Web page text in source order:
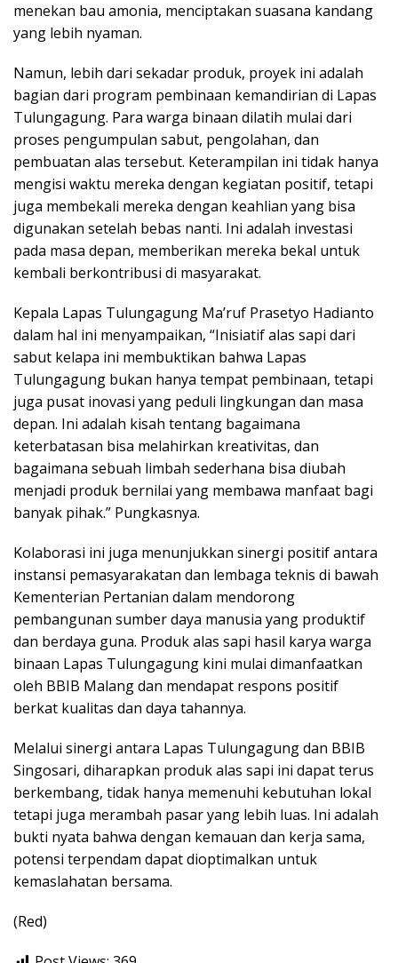
menekan bau amonia, menciptakan suasana kandang
yang lebih nyaman.
Namun, lebih dari sekadar produk, proyek ini adalah
bagian dari program pembinaan kemandirian di Lapas
Tulungagung. Para warga binaan dilatih mulai dari
proses pengumpulan sabut, pengolahan, dan
pembuatan alas tersebut. Keterampilan ini tidak hanya
mengisi waktu mereka dengan kegiatan positif, tetapi
juga membekali mereka dengan keahlian yang bisa
digunakan setelah bebas nanti. Ini adalah investasi
pada masa depan, memberikan mereka bekal untuk
kembali berkontribusi di masyarakat.
Kepala Lapas Tulungagung Ma’ruf Prasetyo Hadianto
dalam hal ini menyampaikan, “Inisiatif alas sapi dari
sabut kelapa ini membuktikan bahwa Lapas
Tulungagung bukan hanya tempat pembinaan, tetapi
juga pusat inovasi yang peduli lingkungan dan masa
depan. Ini adalah kisah tentang bagaimana
keterbatasan bisa melahirkan kreativitas, dan
bagaimana sebuah limbah sederhana bisa diubah
menjadi produk bernilai yang membawa manfaat bagi
banyak pihak.” Pungkasnya.
Kolaborasi ini juga menunjukkan sinergi positif antara
instansi pemasyarakatan dan lembaga teknis di bawah
Kementerian Pertanian dalam mendorong
pembangunan sumber daya manusia yang produktif
dan berdaya guna. Produk alas sapi hasil karya warga
binaan Lapas Tulungagung kini mulai dimanfaatkan
oleh BBIB Malang dan mendapat respons positif
berkat kualitas dan daya tahannya.
Melalui sinergi antara Lapas Tulungagung dan BBIB
Singosari, diharapkan produk alas sapi ini dapat terus
berkembang, tidak hanya memenuhi kebutuhan lokal
tetapi juga merambah pasar yang lebih luas. Ini adalah
bukti nyata bahwa dengan kemauan dan kerja sama,
potensi terpendam dapat dioptimalkan untuk
kemaslahatan bersama.
(Red)